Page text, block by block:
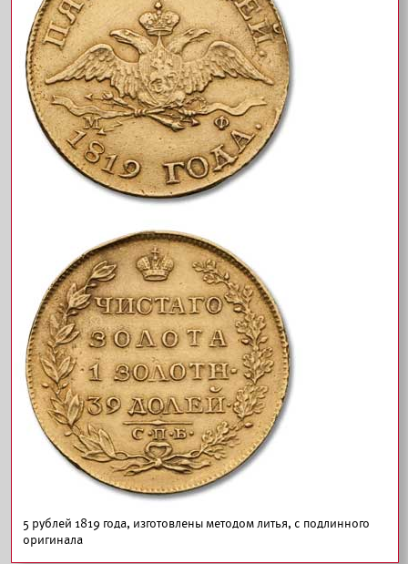
5 рублей 1819 года, изготовлены методом литья, с подлинного
оригинала